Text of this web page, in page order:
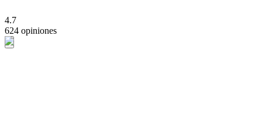
4.7
624 opiniones